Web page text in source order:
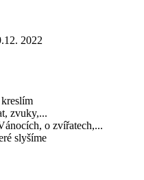
2022
zvuky,...
o zvířatech,...
slyšíme